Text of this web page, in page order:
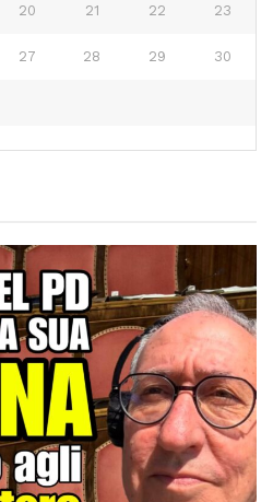
20 21 22 23
27 28 29 30